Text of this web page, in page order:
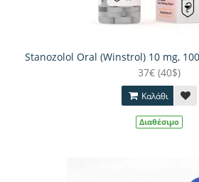
Stanozolol Oral (Winstrol) 10 mg,
37€ (40$)
Καλάθι
Διαθέσιμο